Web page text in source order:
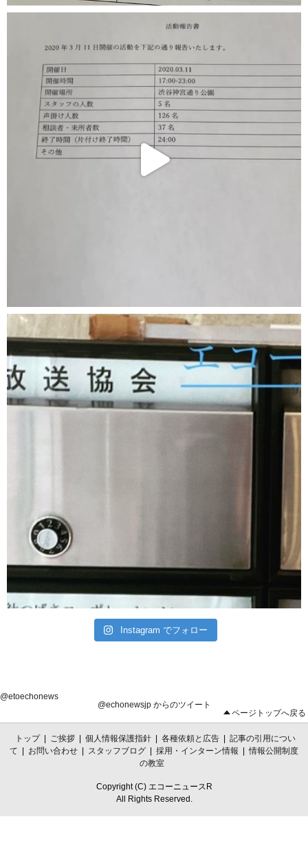
Instagram でフォロー
@etoechonews
@echonewsjp からのツイート
ページトップへ戻る
トップ ご挨拶 個人情報保護指針 各種依頼と広告
記事の引用につい
て
お問い合わせ スタッフブログ 採用・インターン情報
情報公開制度
の教室
Copyright (C) エコーニュースR
All Rights Reserved.